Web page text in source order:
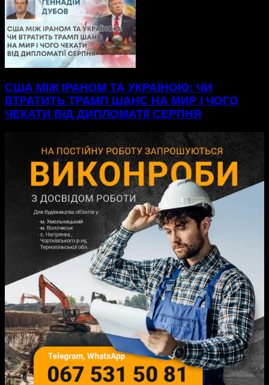
США МІЖ ІРАНОМ ТА УКРАЇНОЮ: ЧИ
ВТРАТИТЬ ТРАМП ШАНС НА МИР І ЧОГО
ЧЕКАТИ ВІД ДИПЛОМАТІЇ СЕРПНЯ